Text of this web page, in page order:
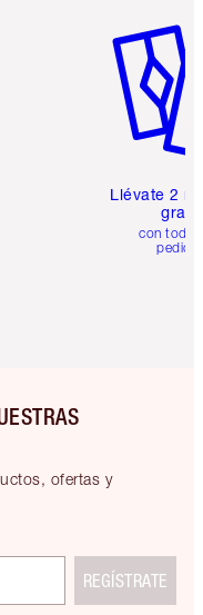
Llévate 2
gratis
con
ofertas y
REGÍSTRATE